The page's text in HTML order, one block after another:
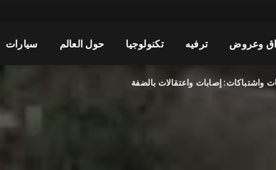
وعروض ترفيه تكنولوجيا حول العالم سيارات
واشتباكات: إصابات واعتقالات بالضفة